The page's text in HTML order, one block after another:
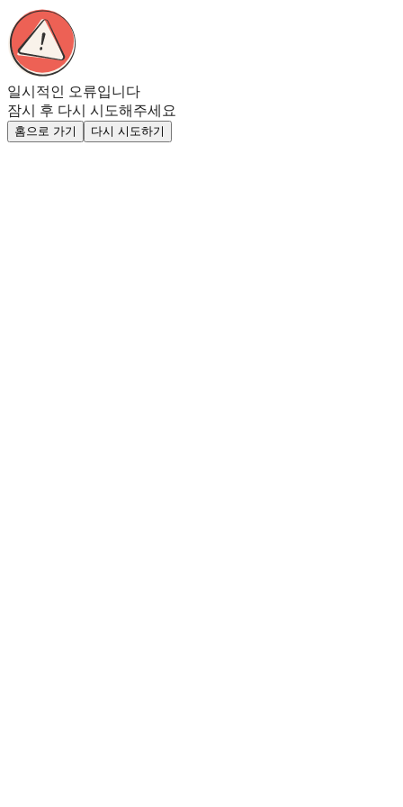
일시적인 오류입니다
잠시 후 다시 시도해주세요
홈으로 가기 다시 시도하기